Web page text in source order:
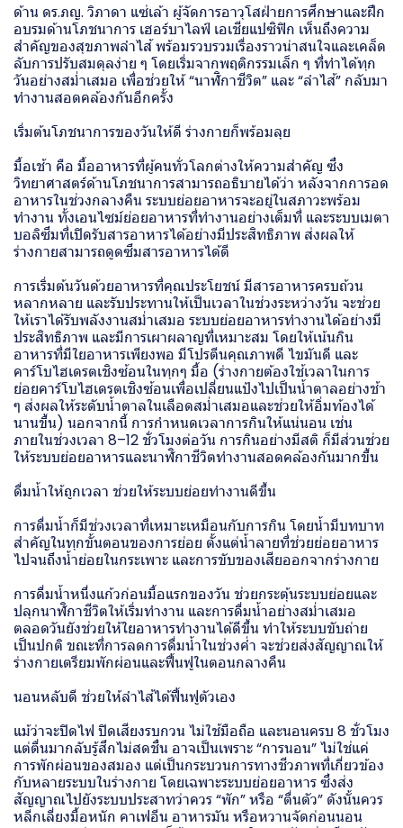
ด้าน ดร.ภญ. วิภาดา แซ่เล้า ผู้จัดการอาวุโสฝ่ายการศึกษาและฝึก
อบรมด้านโภชนาการ เฮอร์บาไลฟ์ เอเชียแปซิฟิก เห็นถึงความ
สำคัญของสุขภาพลำไส้ พร้อมรวบรวมเรื่องราวน่าสนใจและเคล็ด
ลับการปรับสมดุลง่าย ๆ โดยเริ่มจากพฤติกรรมเล็ก ๆ ที่ทำได้ทุก
วันอย่างสม่ำเสมอ เพื่อช่วยให้ “นาฬิกาชีวิต” และ “ลำไส้” กลับมา
ทำงานสอดคล้องกันอีกครั้ง
เริ่มต้นโภชนาการของวันให้ดี ร่างกายก็พร้อมลุย
มื้อเช้า คือ มื้ออาหารที่ผู้คนทั่วโลกต่างให้ความสำคัญ ซึ่ง
วิทยาศาสตร์ด้านโภชนาการสามารถอธิบายได้ว่า หลังจากการอด
อาหารในช่วงกลางคืน ระบบย่อยอาหารจะอยู่ในสภาวะพร้อม
ทำงาน ทั้งเอนไซม์ย่อยอาหารที่ทำงานอย่างเต็มที่ และระบบเมตา
บอลิซึมที่เปิดรับสารอาหารได้อย่างมีประสิทธิภาพ ส่งผลให้
ร่างกายสามารถดูดซึมสารอาหารได้ดี
การเริ่มต้นวันด้วยอาหารที่คุณประโยชน์ มีสารอาหารครบถ้วน
หลากหลาย และรับประทานให้เป็นเวลาในช่วงระหว่างวัน จะช่วย
ให้เราได้รับพลังงานสม่ำเสมอ ระบบย่อยอาหารทำงานได้อย่างมี
ประสิทธิภาพ และมีการเผาผลาญที่เหมาะสม โดยให้เน้นกิน
อาหารที่มีใยอาหารเพียงพอ มีโปรตีนคุณภาพดี ไขมันดี และ
คาร์โบไฮเดรตเชิงซ้อนในทุกๆ มื้อ (ร่างกายต้องใช้เวลาในการ
ย่อยคาร์โบไฮเดรตเชิงซ้อนเพื่อเปลี่ยนแป้งไปเป็นน้ำตาลอย่างช้า
ๆ ส่งผลให้ระดับน้ำตาลในเลือดสม่ำเสมอและช่วยให้อิ่มท้องได้
นานขึ้น) นอกจากนี้ การกำหนดเวลาการกินให้แน่นอน เช่น
ภายในช่วงเวลา 8–12 ชั่วโมงต่อวัน การกินอย่างมีสติ ก็มีส่วนช่วย
ให้ระบบย่อยอาหารและนาฬิกาชีวิตทำงานสอดคล้องกันมากขึ้น
ดื่มน้ำให้ถูกเวลา ช่วยให้ระบบย่อยทำงานดีขึ้น
การดื่มน้ำก็มีช่วงเวลาที่เหมาะเหมือนกับการกิน โดยน้ำมีบทบาท
สำคัญในทุกขั้นตอนของการย่อย ตั้งแต่น้ำลายที่ช่วยย่อยอาหาร
ไปจนถึงน้ำย่อยในกระเพาะ และการขับของเสียออกจากร่างกาย
การดื่มน้ำหนึ่งแก้วก่อนมื้อแรกของวัน ช่วยกระตุ้นระบบย่อยและ
ปลุกนาฬิกาชีวิตให้เริ่มทำงาน และการดื่มน้ำอย่างสม่ำเสมอ
ตลอดวันยังช่วยให้ใยอาหารทำงานได้ดีขึ้น ทำให้ระบบขับถ่าย
เป็นปกติ ขณะที่การลดการดื่มน้ำในช่วงค่ำ จะช่วยส่งสัญญาณให้
ร่างกายเตรียมพักผ่อนและฟื้นฟูในตอนกลางคืน
นอนหลับดี ช่วยให้ลำไส้ได้ฟื้นฟูตัวเอง
แม้ว่าจะปิดไฟ ปิดเสียงรบกวน ไม่ใช้มือถือ และนอนครบ 8 ชั่วโมง
แต่ตื่นมากลับรู้สึกไม่สดชื่น อาจเป็นเพราะ “การนอน” ไม่ใช่แค่
การพักผ่อนของสมอง แต่เป็นกระบวนการทางชีวภาพที่เกี่ยวข้อง
กับหลายระบบในร่างกาย โดยเฉพาะระบบย่อยอาหาร ซึ่งส่ง
สัญญาณไปยังระบบประสาทว่าควร “พัก” หรือ “ตื่นตัว” ดังนั้นควร
หลีกเลี่ยงมื้อหนัก คาเฟอีน อาหารมัน หรือหวานจัดก่อนนอน